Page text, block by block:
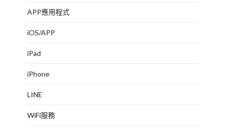
APP應用程式
iOS/APP
iPad
iPhone
LINE
WiFi服務